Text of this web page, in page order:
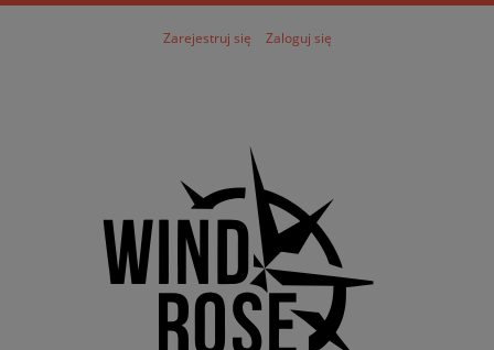
Zarejestruj się Zaloguj się